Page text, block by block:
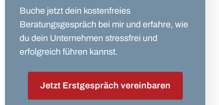
Buche jetzt dein kostenfreies
Beratungsgespräch bei mir und erfahre, wie
du dein Unternehmen stressfrei und
erfolgreich führen kannst.
Jetzt Erstgespräch vereinbaren